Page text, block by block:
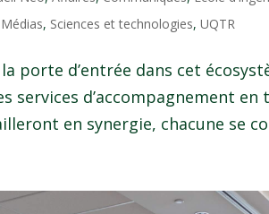
Médias, Sciences et technologies,UQTR
porte d’entrée dans cet
services d’accompagnement
en synergie, chacune se